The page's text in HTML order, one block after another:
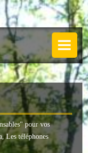
" pour vos
Les téléphones